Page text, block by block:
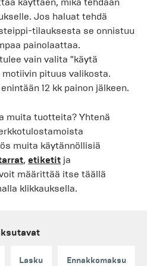
Jos haluat tehdä
tilauksesta se onnistuu
painolaattaa.
vain valita "käytä
pituus valikosta.
12 kk painon jälkeen.
muita tuotteita? Yhtenä
muita käytännöllisiä
, etiketit ja
määrittää itse täällä
klikkauksella.
Lasku Ennakkomaksu